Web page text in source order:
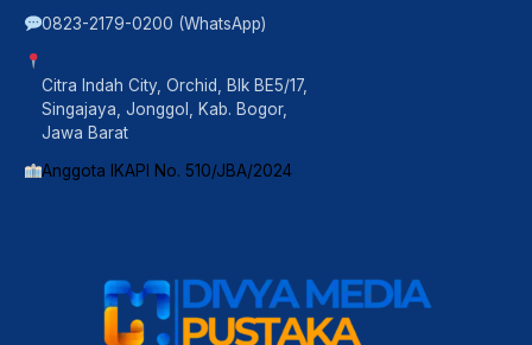
0823-2179-0200 (WhatsApp)
Citra Indah City, Orchid, Blk BE5/17,
Singajaya, Jonggol, Kab. Bogor,
Jawa Barat
Anggota IKAPI No. 510/JBA/2024